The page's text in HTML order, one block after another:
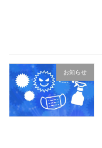
お知らせ